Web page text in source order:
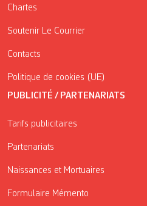
Chartes
Soutenir Le Courrier
Contacts
Politique de cookies (UE)
PUBLICITÉ / PARTENARIATS
Tarifs publicitaires
Partenariats
Naissances et Mortuaires
Formulaire Mémento